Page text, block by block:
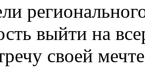
выйти на
своей